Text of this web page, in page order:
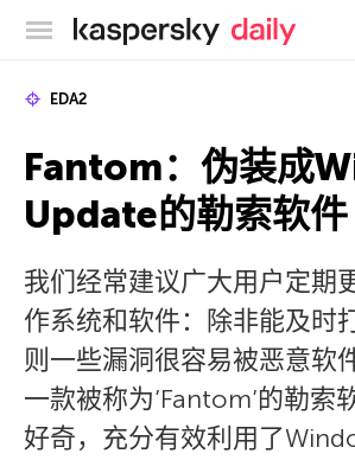
卡巴斯基官方博
EDA2
Fantom：伪装成
Update的勒索软件
我们经常建议广大用户定期
作系统和软件：除非能及时
则一些漏洞很容易被恶意软
一款被称为’Fantom’的勒索
好奇，充分有效利用了